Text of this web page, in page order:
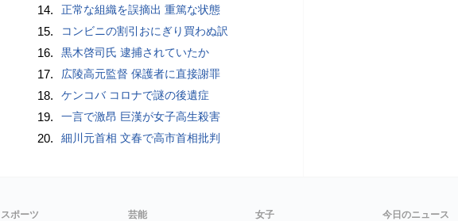
14. 正常な組織を誤摘出 重篤な状態
15. コンビニの割引おにぎり買わぬ訳
16. 黒木啓司氏 逮捕されていたか
17. 広陵高元監督 保護者に直接謝罪
18. ケンコバ コロナで謎の後遺症
19. 一言で激昂 巨漢が女子高生殺害
20. 細川元首相 文春で高市首相批判
スポーツ 芸能 女子 今日のニュース